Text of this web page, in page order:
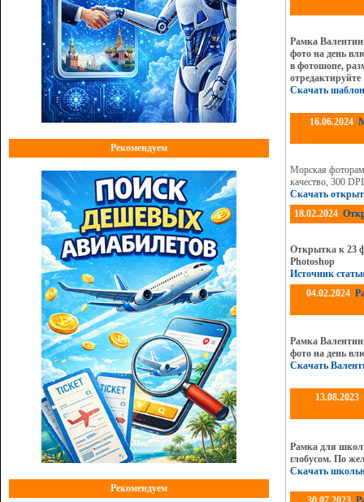
Рекомендуем
Рекомендуем
Рамка
фото на день
в фотошопе,
отредактируйте
Скачать
16.06.2024
Морская
качество, 300
Скачать
18.02.2024
Открытка к 23
Photoshop
Источник
04.02.2024
Рамка
фото на день
Скачать
13.08.2023
Рамка для
глобусом. По
Скачать